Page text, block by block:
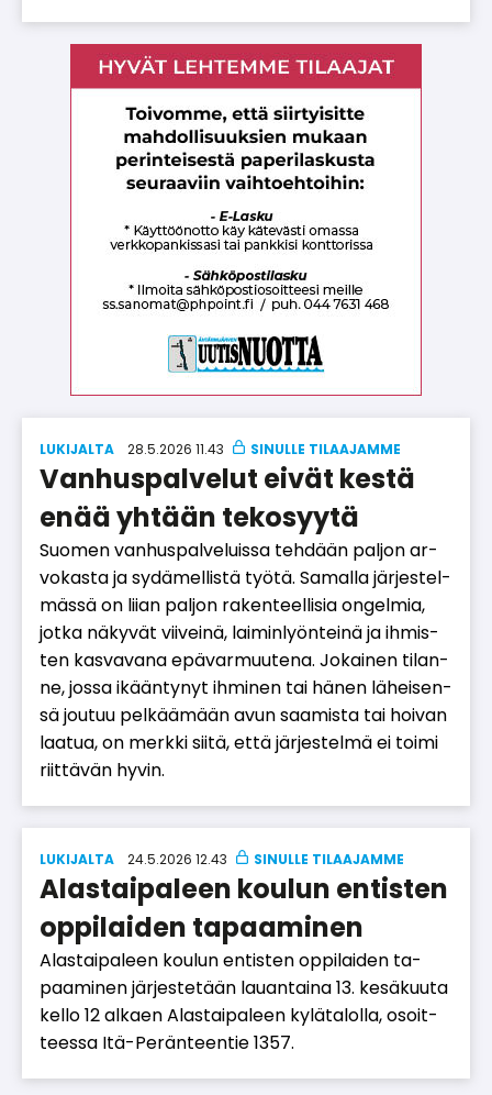
LUKIJALTA 28.5.2026 11.43
Vanhuspalvelut eivät kestä
enää yhtään tekosyytä
Suo­men van­hus­pal­ve­luis­sa teh­dään pal­jon ar­
vo­kas­ta ja sy­dä­mel­lis­tä työ­tä. Sa­mal­la jär­jes­tel­
mäs­sä on lii­an pal­jon ra­ken­teel­li­sia on­gel­mia,
jot­ka nä­ky­vät vii­vei­nä, lai­min­lyön­tei­nä ja ih­mis­
ten kas­va­va­na epä­var­muu­te­na. Jo­kai­nen ti­lan­
ne, jos­sa ikään­ty­nyt ih­mi­nen tai hä­nen lä­hei­sen­
sä jou­tuu pel­kää­mään avun saa­mis­ta tai hoi­van
laa­tua, on merk­ki sii­tä, et­tä jär­jes­tel­mä ei toi­mi
riit­tä­vän hy­vin.
LUKIJALTA 24.5.2026 12.43
Alastaipaleen koulun entisten
oppilaiden tapaaminen
Alas­tai­pa­leen kou­lun en­tis­ten op­pi­lai­den ta­
paa­mi­nen jär­jes­te­tään lau­an­tai­na 13. ke­sä­kuu­ta
kel­lo 12 al­ka­en Alas­tai­pa­leen ky­lä­ta­lol­la, osoit­
tees­sa Itä-Pe­rän­teen­tie 1357.